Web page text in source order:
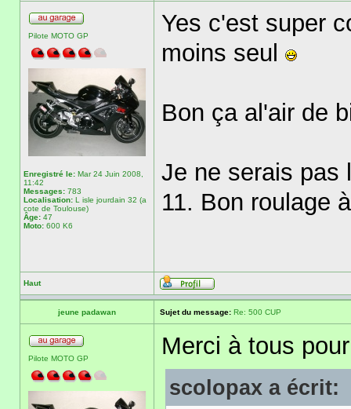
Pilote MOTO GP
Enregistré le: Mar 24 Juin 2008,
11:42
Messages: 783
Localisation: L isle jourdain 32 (a
cote de Toulouse)
Âge: 47
Moto: 600 K6
Yes c'est super
moins seul
Bon ça al'air de
Je ne serais pas
11. Bon roulage
Haut
jeune padawan Sujet du message: Re: 500 CUP
Pilote MOTO GP Merci à tous
scolopax a écrit: